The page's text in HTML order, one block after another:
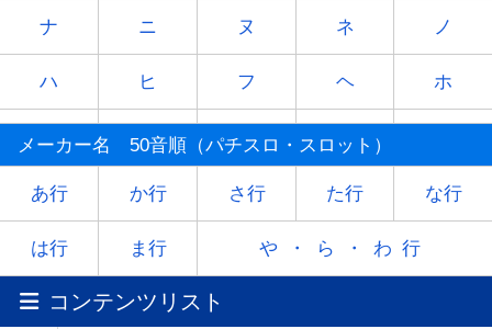
ナ ニ ヌ ネ ノ
ハ ヒ フ ヘ ホ
マ ミ ム メ
ヤ - ユ - ヨ
ラ リ レ
ワ -
メーカー名 50音順（パチスロ・スロット）
あ行 か行 さ行 た行 な行
は行 ま行 や・ら・わ行
コンテンツリスト